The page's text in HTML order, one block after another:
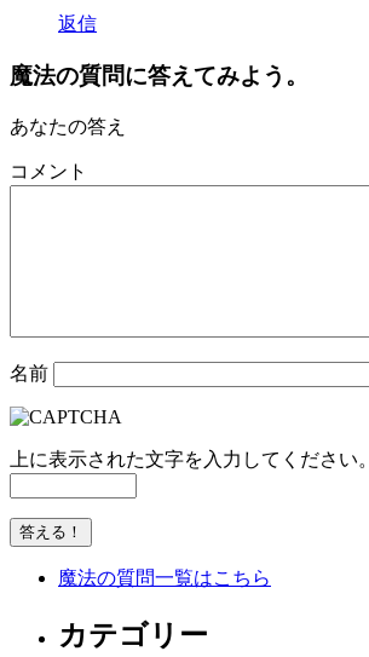
返信
魔法の質問に答えてみよう。
あなたの答え
コメント
名前
上に表示された文字を入力してください。
魔法の質問一覧はこちら
カテゴリー